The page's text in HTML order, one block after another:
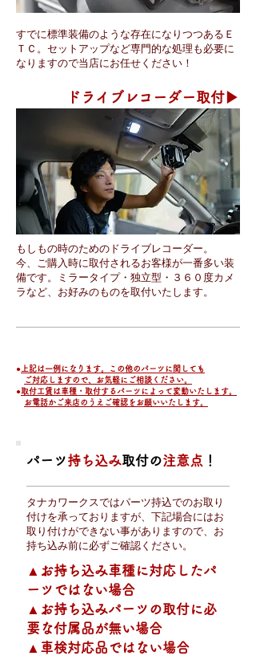
ドライブレコーダー取付▶
もしもの時のためのドライブレコーダー。
​今、ご購入時に取付されるお客様が一番多い装
備です。ミラータイプ・独立型・３６０度カメ
ラなど、お好みのものを取付いたします。
すでに標準装備のような存在になりつつあるＥ
ＴＣ。セットアップなど専門的な処理も必要に
なりますので当店にお任せください！
● 上記は一例になります。この他のパーツに関しても
ご対応しますので、お気軽にご相談ください。
●取付工賃は車種・取付するパーツによって変動いたします。
お電話かご来店のうえご確認をお願いいたします。
​パーツ持ち込み取付の注意点 ！
タナカワークスではパーツ持込でのお取り
付け​を承っておりますが、下記場合にはお
取り付けができない事がありますので、お
持ち込み前に必ずご確認ください。
▲お持ち込み車種に対応したパ
ーツではない場合
▲お持ち込みパーツの取付に必
要な付属品が無い場合
▲車検対応品ではない場合